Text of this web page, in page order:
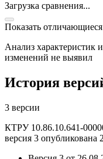
Загрузка сравнения...
Показать отличающиеся
Анализ характеристик
изменений не выявил
История
3 версии
КТРУ 10.86.10.641-
версия 3 опубликована